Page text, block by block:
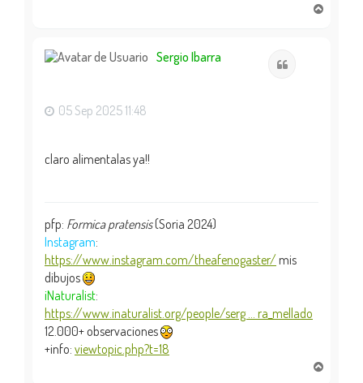
Sergio Ibarra
05 Sep 2025 11:48
claro alimentalas ya!!
pfp: Formica pratensis(Soria 2024)
Instagram:
https://www.instagram.com/theafenogaster/ mis
dibujos
iNaturalist:
https://www.inaturalist.org/people/serg ... ra_mellado
12.000+ observaciones
+info: viewtopic.php?t=18